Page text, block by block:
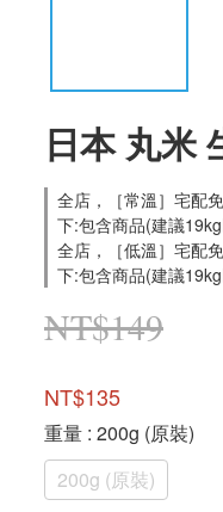
日本 丸米
全店，［常溫］宅配
下:包含商品(建議
全店，［低溫］宅配
下:包含商品(建議
NT$149
NT$135
重量 : 200g (原裝)
200g (原裝)